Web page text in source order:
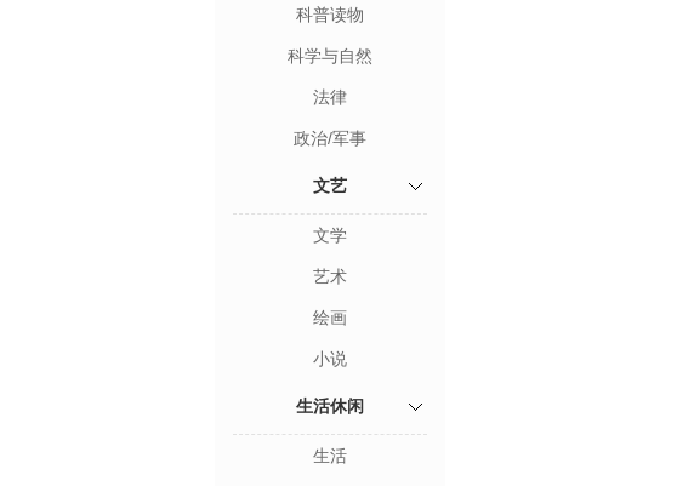
科普读物
科学与自然
法律
政治/军事
文艺
文学
艺术
绘画
小说
生活休闲
生活